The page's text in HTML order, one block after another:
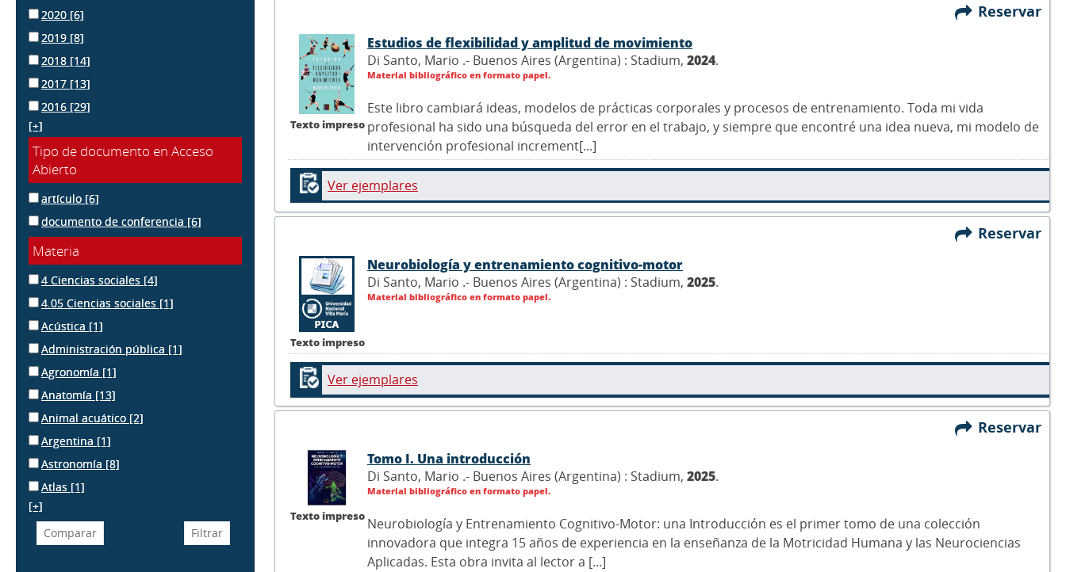
2020 [6]
2019 [8]
2018 [14]
2017 [13]
2016 [29]
[+]
Tipo de documento en Acceso
Abierto
artículo [6]
documento de conferencia [6]
Materia
4 Ciencias sociales [4]
4.05 Ciencias sociales [1]
Acústica [1]
Administración pública [1]
Agronomía [1]
Anatomía [13]
Animal acuático [2]
Argentina [1]
Astronomía [8]
Atlas [1]
[+]
Reservar
Texto impreso
Estudios de flexibilidad y amplitud de movimiento
Di Santo, Mario .- Buenos Aires (Argentina) : Stadium, 2024.
Material bibliográfico en formato papel.
Este libro cambiará ideas, modelos de prácticas corporales y procesos de entrenamiento. Toda mi vida
profesional ha sido una búsqueda del error en el trabajo, y siempre que encontré una idea nueva, mi modelo de
intervención profesional increment[...]
Ver ejemplares
Reservar
Texto impreso
Neurobiología y entrenamiento cognitivo-motor
Di Santo, Mario .- Buenos Aires (Argentina) : Stadium, 2025.
Material bibliográfico en formato papel.
Ver ejemplares
Reservar
Texto impreso
Tomo I. Una introducción
Di Santo, Mario .- Buenos Aires (Argentina) : Stadium, 2025.
Material bibliográfico en formato papel.
Neurobiología y Entrenamiento Cognitivo-Motor: una Introducción es el primer tomo de una colección
innovadora que integra 15 años de experiencia en la enseñanza de la Motricidad Humana y las Neurociencias
Aplicadas. Esta obra invita al lector a [...]